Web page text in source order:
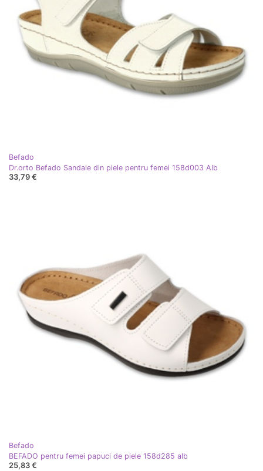
Befado
Dr.orto Befado Sandale din piele pentru femei 158d003 Alb
33,79 €
Befado
BEFADO pentru femei papuci de piele 158d285 alb
25,83 €